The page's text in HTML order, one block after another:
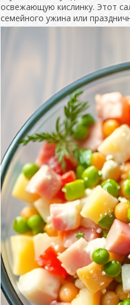
освежающую кислинку. Этот
семейного ужина или